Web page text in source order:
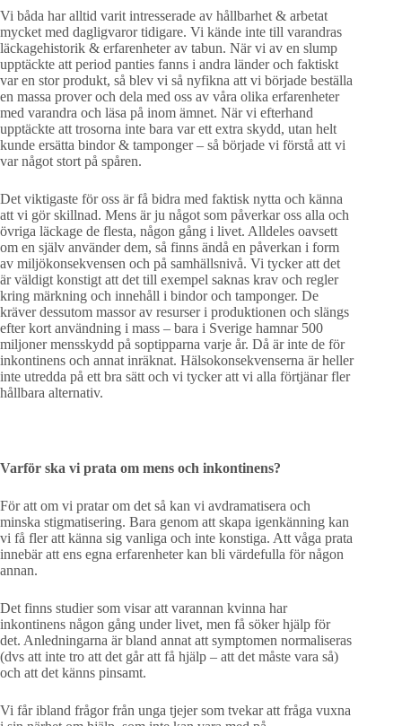
Vi båda har alltid varit intresserade av hållbarhet & arbetat
mycket med dagligvaror tidigare. Vi kände inte till varandras
läckagehistorik & erfarenheter av tabun. När vi av en slump
upptäckte att period panties fanns i andra länder och faktiskt
var en stor produkt, så blev vi så nyfikna att vi började beställa
en massa prover och dela med oss av våra olika erfarenheter
med varandra och läsa på inom ämnet. När vi efterhand
upptäckte att trosorna inte bara var ett extra skydd, utan helt
kunde ersätta bindor & tamponger – så började vi förstå att vi
var något stort på spåren.
Det viktigaste för oss är få bidra med faktisk nytta och känna
att vi gör skillnad. Mens är ju något som påverkar oss alla och
övriga läckage de flesta, någon gång i livet. Alldeles oavsett
om en själv använder dem, så finns ändå en påverkan i form
av miljökonsekvensen och på samhällsnivå. Vi tycker att det
är väldigt konstigt att det till exempel saknas krav och regler
kring märkning och innehåll i bindor och tamponger. De
kräver dessutom massor av resurser i produktionen och slängs
efter kort användning i mass – bara i Sverige hamnar 500
miljoner mensskydd på soptipparna varje år. Då är inte de för
inkontinens och annat inräknat. Hälsokonsekvenserna är heller
inte utredda på ett bra sätt och vi tycker att vi alla förtjänar fler
hållbara alternativ.
Varför ska vi prata om mens och inkontinens?
För att om vi pratar om det så kan vi avdramatisera och
minska stigmatisering. Bara genom att skapa igenkänning kan
vi få fler att känna sig vanliga och inte konstiga. Att våga prata
innebär att ens egna erfarenheter kan bli värdefulla för någon
annan.
Det finns studier som visar att varannan kvinna har
inkontinens någon gång under livet, men få söker hjälp för
det. Anledningarna är bland annat att symptomen normaliseras
(dvs att inte tro att det går att få hjälp – att det måste vara så)
och att det känns pinsamt.
Vi får ibland frågor från unga tjejer som tvekar att fråga vuxna